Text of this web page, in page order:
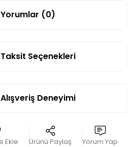
Yorumlar (0)
Taksit Seçenekleri
Alışveriş Deneyimi
Ürünü Paylaş Yorum Yap